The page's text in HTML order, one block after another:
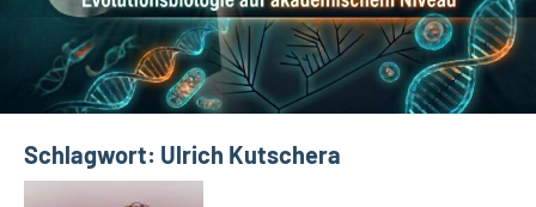
Schlagwort: Ulrich Kutschera